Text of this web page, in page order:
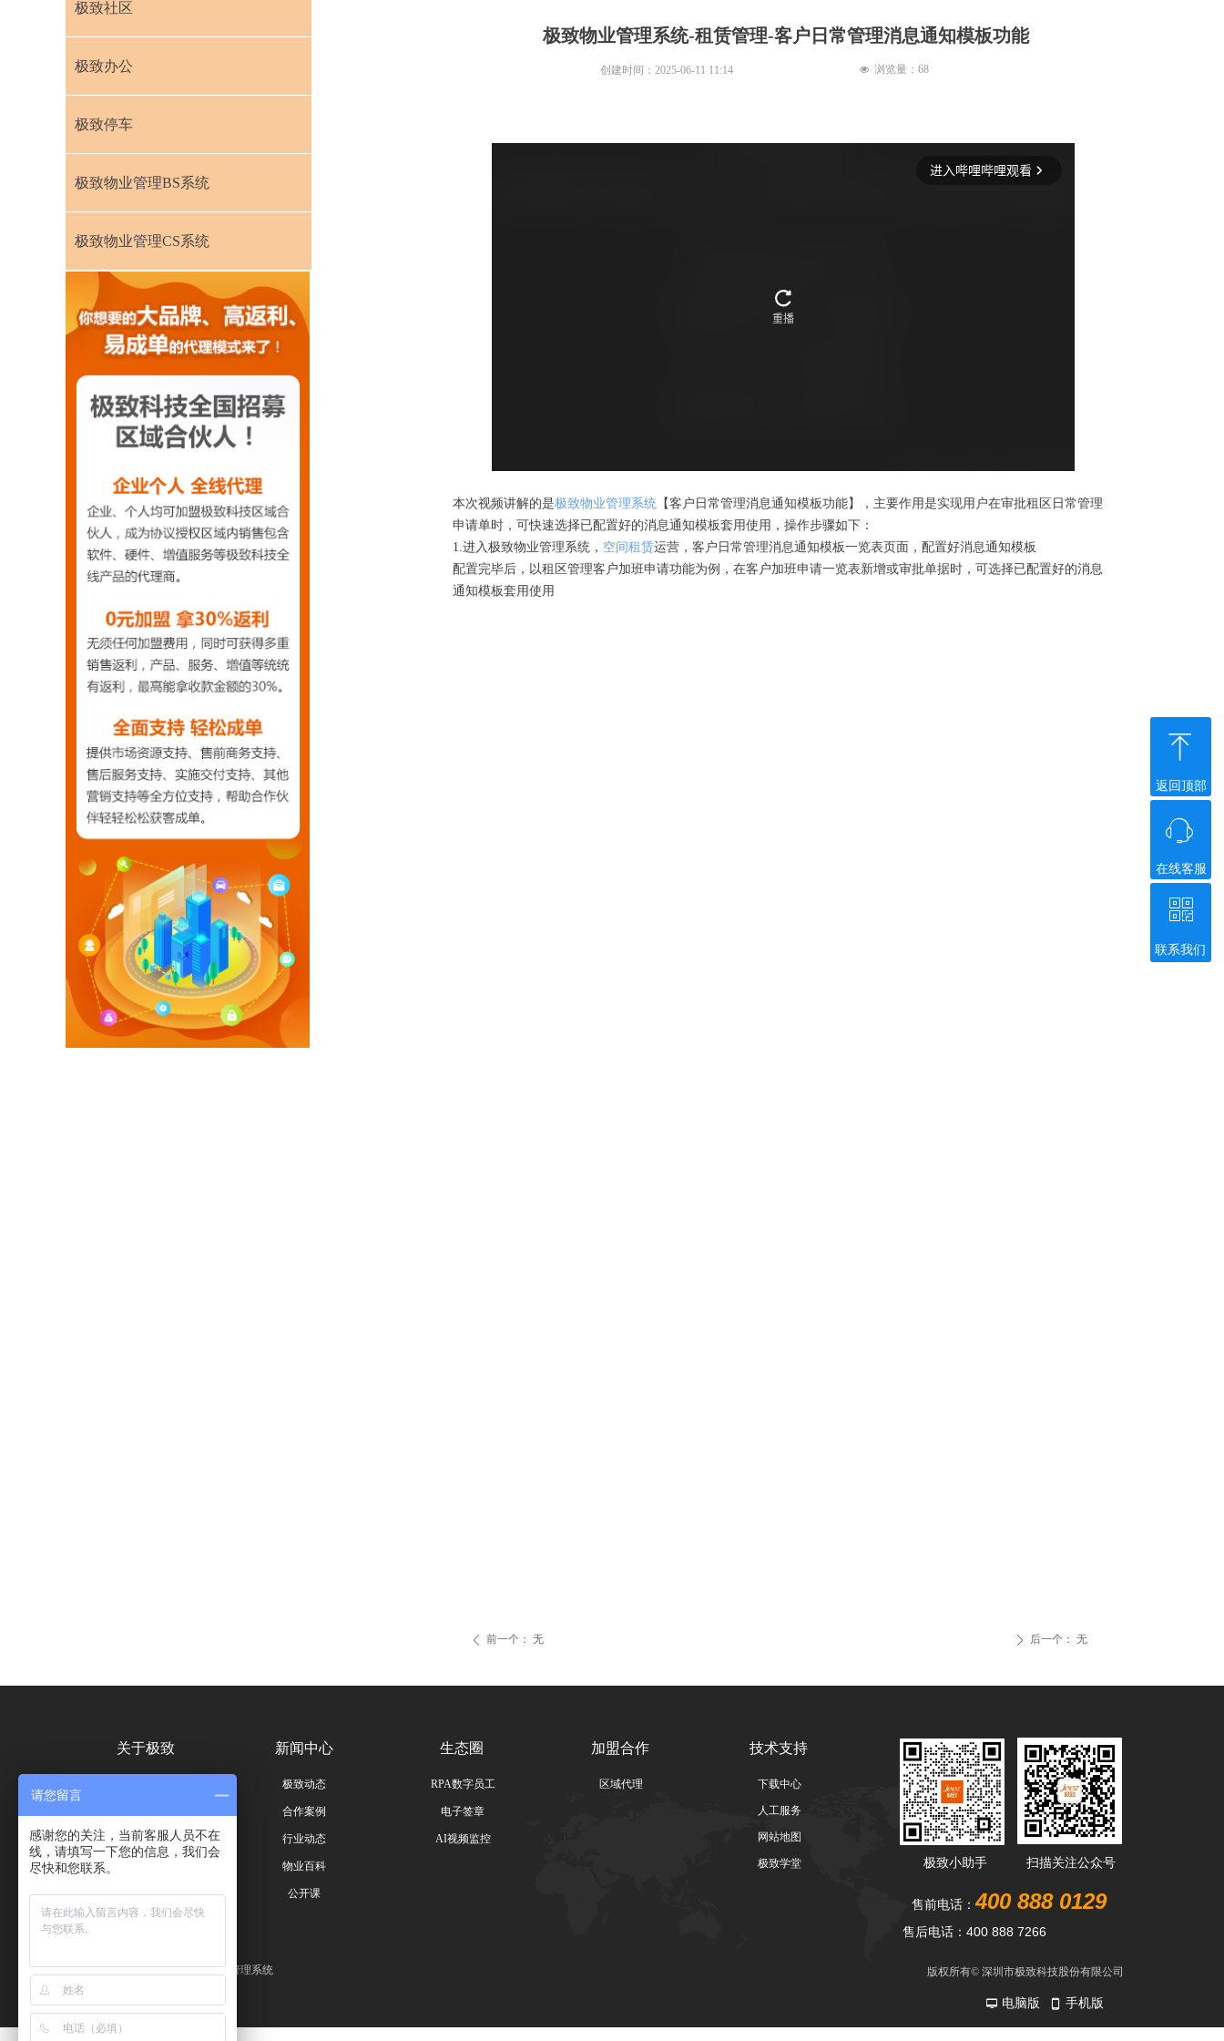
极致物业管理系统-租赁管理-客户日常管理消息通知模板功能
本次视频讲解的是极致物业管理系统 【客户日常管理消息通知模板功能】，主要作用是实现用户在审批租区日常管理
申请单时，可快速选择已配置好的消息通知模板套用使用，操作步骤如下：
1.进入极致物业管理系统， 空间租赁运营，客户日常管理消息通知模板一览表页面，配置好消息通知模板
配置完毕后，以租区管理客户加班申请功能为例，在客户加班申请一览表新增或审批单据时，可选择已配置好的消息
通知模板套用使用
创建时间： 2025-06-11 11:14
ꄴ 前一个： 无 ꄲ 后一个： 无
极致社区
极致办公
极致停车
极致物业管理BS系统
极致物业管理CS系统
넶 浏览量： 68
【相关文章推荐】
版权所有© 深圳市极致科技股份有限公司
区域代理
极致动态
合作案例
行业动态
物业百科
公开课
联系我们
关于极致 新闻中心 生态圈 加盟合作 技术支持
极致小助手 扫描关注公众号
넡 电脑版 넓 手机版
售前电话：400 888 0129
售后电话：400 888 7266
友情链接：
下载中心
人工服务
网站地图
极致学堂
物业管理系统
RPA数字员工
电子签章
AI视频监控
在线客服
ꁱ
返回顶部
ꁸ
联系我们
ꀥ
微信二维码
请您留言
感谢您的关注，当前客服人员不在
线，请填写一下您的信息，我们会
尽快和您联系。